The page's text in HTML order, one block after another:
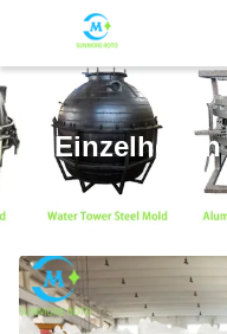
Einzelheiten